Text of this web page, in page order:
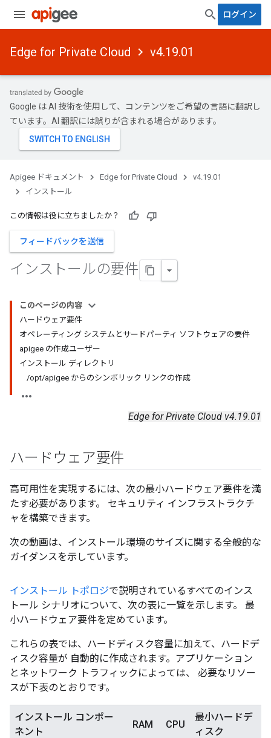
ログイン
Edge for Private Cloud v4.19.01
Google は AI 技術を使用して、コンテンツをご希望の言語に翻訳し
ています。AI 翻訳には誤りが含まれる場合があります。
Apigee ドキュメント Edge for Private Cloud
v4.19.01
インストール
この情報は役に立ちましたか？
フィードバックを送信
インストールの要件
このページの内容
ハードウェア要件
オペレーティング システムとサードパーティ ソフトウェアの要件
apigee の作成ユーザー
インストール ディレクトリ
/opt/apigee からのシンボリック リンクの作成
Edge for Private Cloud v4.19.01
ハードウェア要件
高可用性を実現するには、次の最小ハードウェア要件を満
たす必要があります。 セキュリティ インフラストラクチ
ャを構築できます。
次の動画は、インストール環境のサイズに関する全般的な
ガイダンスを示しています。
インストール トポロジで説明されているすべてのインス
トール シナリオについて、次の表に一覧を示します。 最
小ハードウェア要件を定めています。
これらの表では、ハードディスク容量に加えて、ハードデ
ィスク容量が 自動的に作成されます。アプリケーション
とネットワーク トラフィックによっては、 必要なリソー
スが下表のとおりです。
インストール コンポー
ネント
RAM CPU
最小ハードデ
ィスク